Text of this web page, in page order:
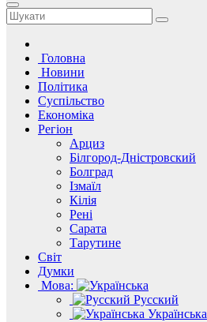
Головна
Новини
Політика
Суспільство
Економіка
Регіон
Арциз
Білгород-Дністровский
Болград
Ізмаїл
Кілія
Рені
Сарата
Тарутине
Світ
Думки
Мова:
Русский
Українська